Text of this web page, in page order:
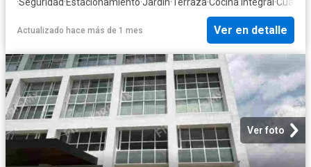
Actualizado hace más de 1 mes Ver en detalle
Ver foto